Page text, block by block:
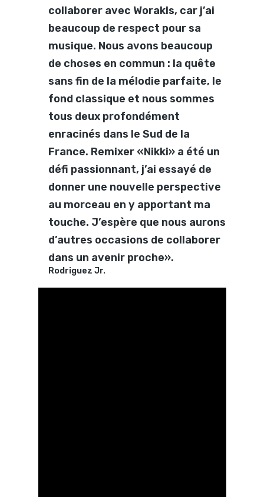
collaborer avec Worakls, car j’ai
beaucoup de respect pour sa
musique. Nous avons beaucoup
de choses en commun : la quête
sans fin de la mélodie parfaite, le
fond classique et nous sommes
tous deux profondément
enracinés dans le Sud de la
France. Remixer «Nikki» a été un
défi passionnant, j’ai essayé de
donner une nouvelle perspective
au morceau en y apportant ma
touche. J’espère que nous aurons
d’autres occasions de collaborer
dans un avenir proche».
Rodriguez Jr.